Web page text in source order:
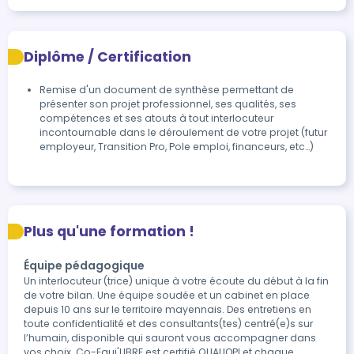
Diplôme / Certification
Remise d'un document de synthèse permettant de
présenter son projet professionnel, ses qualités, ses
compétences et ses atouts à tout interlocuteur
incontournable dans le déroulement de votre projet (futur
employeur, Transition Pro, Pole emploi, financeurs, etc…)
Plus qu'une formation !
Équipe pédagogique
Un interlocuteur (trice) unique à votre écoute du début à la fin
de votre bilan. Une équipe soudée et un cabinet en place
depuis 10 ans sur le territoire mayennais. Des entretiens en
toute confidentialité et des consultants(tes) centré(e)s sur
l’humain, disponible qui sauront vous accompagner dans